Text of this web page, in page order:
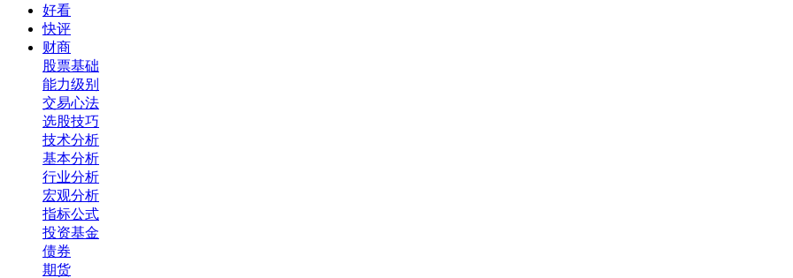
好看
快评
财商
股票基础
能力级别
交易心法
选股技巧
技术分析
基本分析
行业分析
宏观分析
指标公式
投资基金
债券
期货